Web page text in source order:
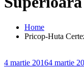
Home
Pricop-Huta
4 martie 20164 martie